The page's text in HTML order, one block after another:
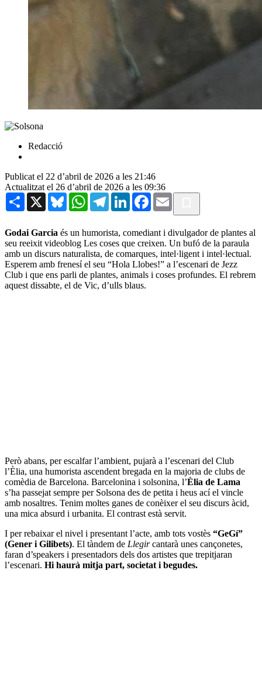
Redacció
Publicat el 22 d’abril de 2026 a les 21:46
Actualitzat el 26 d’abril de 2026 a les 09:36
Share X BlueskyWhatsAppTelegramLinkedInFacebook
Email
Godai Garcia és un humorista, comediant i divulgador de plantes al
seu reeixit videoblog Les coses que creixen. Un bufó de la paraula
amb un discurs naturalista, de comarques, intel·ligent i intel·lectual.
Esperem amb frenesí el seu “Hola Llobes!” a l’escenari de Jezz
Club i que ens parli de plantes, animals i coses profundes. El rebrem
aquest dissabte, el de Vic, d’ulls blaus.
Però abans, per escalfar l’ambient, pujarà a l’escenari del Club
l’Èlia, una humorista ascendent bregada en la majoria de clubs de
comèdia de Barcelona. Barcelonina i solsonina, l’Èlia de Lama
s’ha passejat sempre per Solsona des de petita i heus ací el vincle
amb nosaltres. Tenim moltes ganes de conèixer el seu discurs àcid,
una mica absurd i urbanita. El contrast està servit.
I per rebaixar el nivel i presentant l’acte, amb tots vostès “GeGí”
(Gener i Gilibets). El tàndem de Llegircantarà unes cançonetes,
faran d’speakers i presentadors dels dos artistes que trepitjaran
l’escenari. Hi haurà mitja part, societat i begudes.